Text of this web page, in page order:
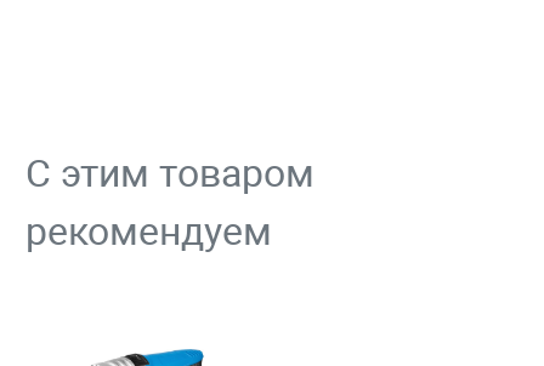
С этим товаром
рекомендуем